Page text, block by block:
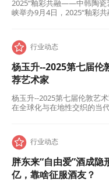
2025“釉彩共融——中韩陶瓷
峡举办9月4日，2025“釉彩
行业动态
杨玉升--2025第七届伦
荐艺术家
杨玉升--2025第七届伦敦艺
在全球化与在地性交织的当
行业动态
胖东来“自由爱”酒成隐
亿，靠啥征服酒友？